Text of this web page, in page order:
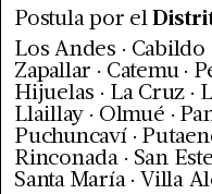
Postula por el
Los Andes . Cabildo
Zapallar . Catemu .
Hijuelas . La Cruz .
Llaillay . Olmué .
Puchuncaví .
Rinconada . San
Santa María . Villa